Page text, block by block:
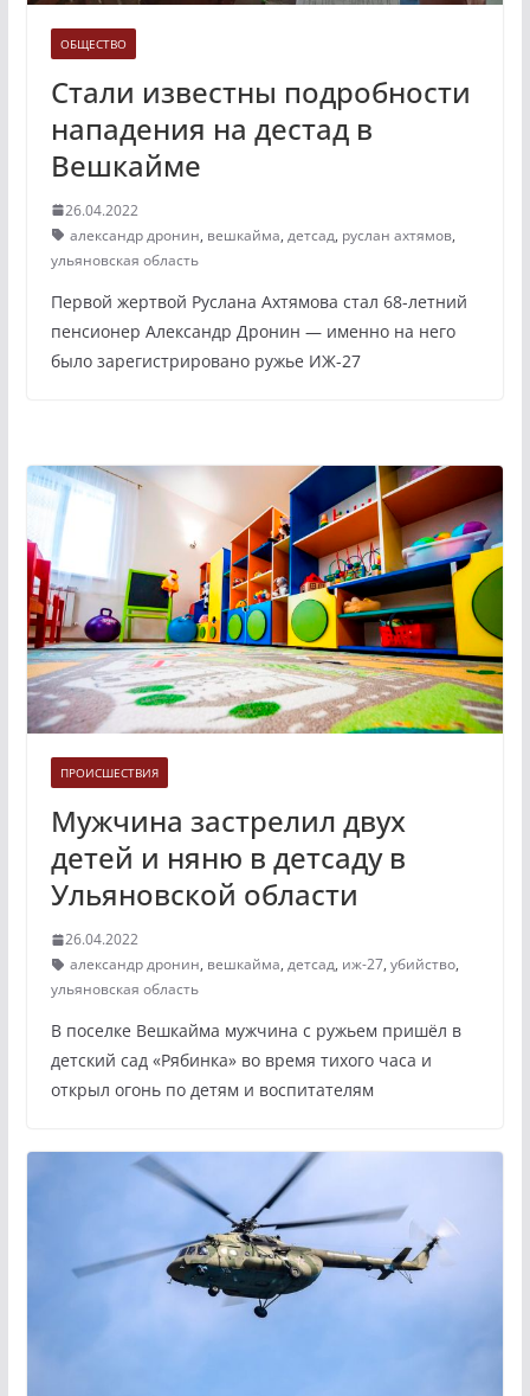
ОБЩЕСТВО
Стали известны подробности
нападения на дестад в
Вешкайме
26.04.2022
александр дронин, вешкайма, детсад, руслан ахтямов,
ульяновская область
Первой жертвой Руслана Ахтямова стал 68-летний
пенсионер Александр Дронин — именно на него
было зарегистрировано ружье ИЖ-27
ПРОИСШЕСТВИЯ
Мужчина застрелил двух
детей и няню в детсаду в
Ульяновской области
26.04.2022
александр дронин, вешкайма, детсад, иж-27, убийство,
ульяновская область
В поселке Вешкайма мужчина с ружьем пришёл в
детский сад «Рябинка» во время тихого часа и
открыл огонь по детям и воспитателям